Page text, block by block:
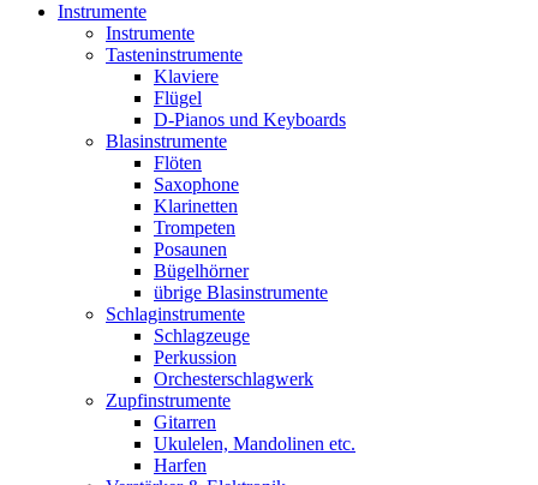
Instrumente
Instrumente
Tasteninstrumente
Klaviere
Flügel
D-Pianos und Keyboards
Blasinstrumente
Flöten
Saxophone
Klarinetten
Trompeten
Posaunen
Bügelhörner
übrige Blasinstrumente
Schlaginstrumente
Schlagzeuge
Perkussion
Orchesterschlagwerk
Zupfinstrumente
Gitarren
Ukulelen, Mandolinen etc.
Harfen